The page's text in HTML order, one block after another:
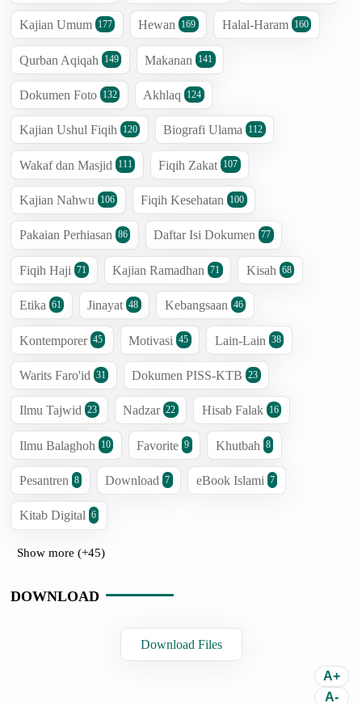
Kajian Umum 177 Hewan 169 Halal-Haram 160
Qurban Aqiqah 149 Makanan 141
Dokumen Foto 132 Akhlaq 124
Kajian Ushul Fiqih 120 Biografi Ulama 112
Wakaf dan Masjid 111 Fiqih Zakat 107
Kajian Nahwu 106 Fiqih Kesehatan 100
Pakaian Perhiasan 86 Daftar Isi Dokumen 77
Fiqih Haji 71 Kajian Ramadhan 71 Kisah 68
Etika 61 Jinayat 48 Kebangsaan 46
Kontemporer 45 Motivasi 45 Lain-Lain 38
Warits Faro'id 31 Dokumen PISS-KTB 23
Ilmu Tajwid 23 Nadzar 22 Hisab Falak 16
Ilmu Balaghoh 10 Favorite 9 Khutbah 8
Pesantren 8 Download 7 eBook Islami 7
Kitab Digital 6
Show more (+45)
DOWNLOAD
Download Files